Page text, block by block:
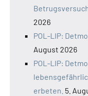
2026
POL-LIP:
August 2026
POL-LIP:
erbeten. 5.